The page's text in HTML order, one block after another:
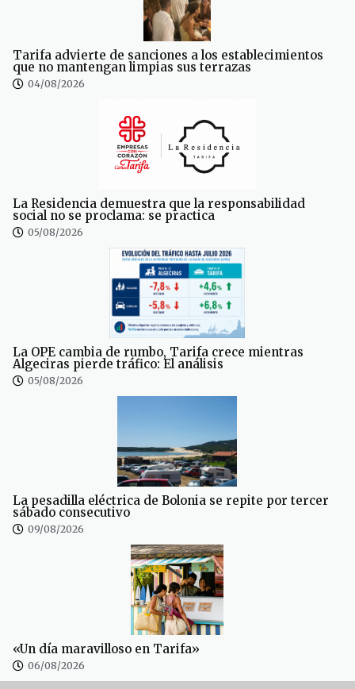
Tarifa advierte de sanciones a los establecimientos
que no mantengan limpias sus terrazas
04/08/2026
La Residencia demuestra que la responsabilidad
social no se proclama: se practica
05/08/2026
La OPE cambia de rumbo, Tarifa crece mientras
Algeciras pierde tráfico: El análisis
05/08/2026
La pesadilla eléctrica de Bolonia se repite por tercer
sábado consecutivo
09/08/2026
«Un día maravilloso en Tarifa»
06/08/2026